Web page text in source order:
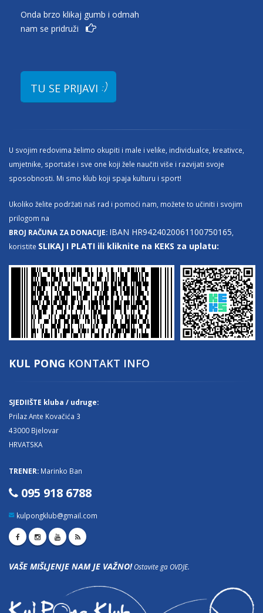
Onda brzo klikaj gumb i odmah
nam se pridruži
TU SE PRIJAVI :)
U svojim redovima želimo okupiti i male i velike, individualce, kreativce,
umjetnike, sportaše i sve one koji žele naučiti više i razvijati svoje
sposobnosti. Mi smo klub koji spaja kulturu i sport!
Ukoliko želite podržati naš rad i pomoći nam, možete to učiniti i svojim
prilogom na
BROJ RAČUNA ZA DONACIJE: IBAN HR9424020061100750165
koristite SLIKAJ I PLATI ili kliknite na KEKS za uplatu:
KUL PONG KONTAKT INFO
SJEDIIŠTE kluba / udruge:
Prilaz Ante Kovačića 3
43000 Bjelovar
HRVATSKA
TRENER: Marinko Ban
095 918 6788
kulpongklub@gmail.com
VAŠE MIŠLJENJE NAM JE VAŽNO!Ostavite ga OVDJE.